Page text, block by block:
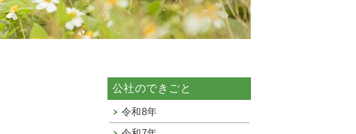
公社のできごと
令和8年